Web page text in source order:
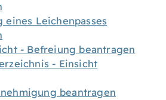
eines Leichenpasses
- Befreiung beantragen
- Einsicht
beantragen